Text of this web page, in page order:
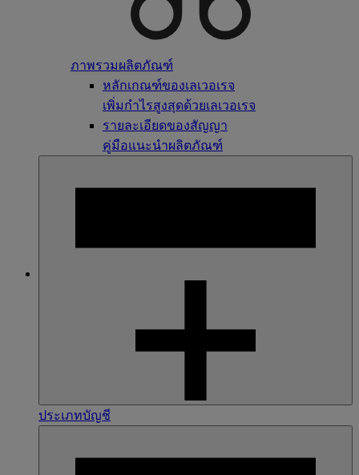
ภาพรวมผลิตภัณฑ์
หลักเกณฑ์ของเลเวอเรจ
เพิ่มกำไรสูงสุดด้วยเลเวอเรจ
รายละเอียดของสัญญา
คู่มือแนะนำผลิตภัณฑ์
ประเภทบัญชี